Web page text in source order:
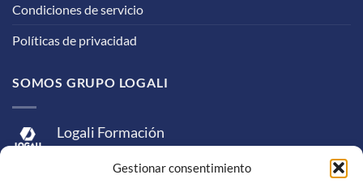
Gestionar consentimiento
Condiciones de servicio
Políticas de privacidad
SOMOS GRUPO LOGALI
Logali Formación
Logali Consultoría